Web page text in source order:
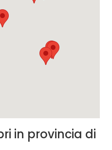
in provincia di